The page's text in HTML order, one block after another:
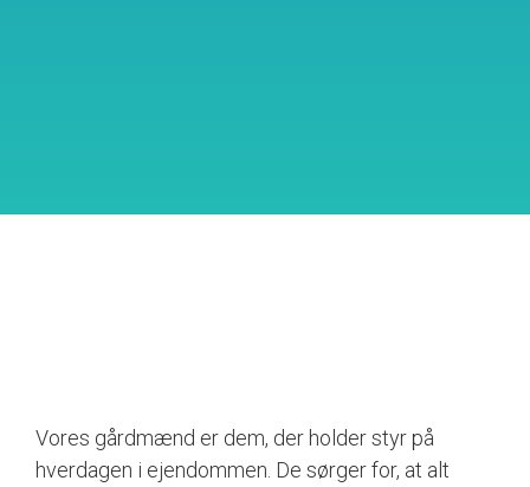
Vores gårdmænd er dem, der holder styr på
hverdagen i ejendommen. De sørger for, at alt